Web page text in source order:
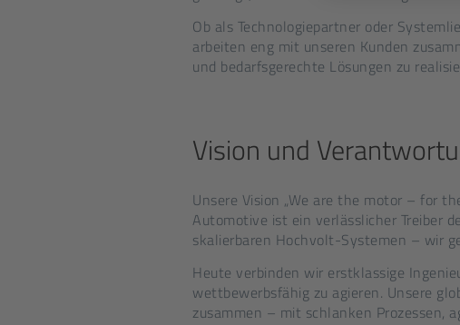
Ob als Technologiepartner oder
arbeiten eng mit unseren Kunden
und bedarfsgerechte Lösungen zu
Vision und
Unsere Vision „We are the motor – for
Automotive ist ein verlässlicher Treiber
skalierbaren Hochvolt-Systemen – wir
Heute verbinden wir erstklassige
wettbewerbsfähig zu agieren. Unsere
zusammen – mit schlanken Prozessen,